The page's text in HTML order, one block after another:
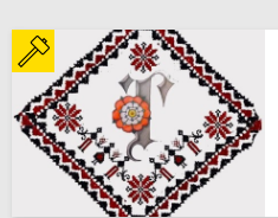
l'île du Prince-Édouard
Québec
Saskatchewan
Yukon Territory